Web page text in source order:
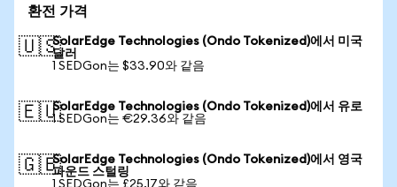
환전 가격
🇺🇸SolarEdge Technologies (Ondo Tokenized)에서 미국
달러
1 SEDGon는 $33.90와 같음
🇪🇺SolarEdge Technologies (Ondo Tokenized)에서 유로
1 SEDGon는 €29.36와 같음
🇬🇧SolarEdge Technologies (Ondo Tokenized)에서 영국
파운드 스털링
1 SEDGon는 £25.17와 같음